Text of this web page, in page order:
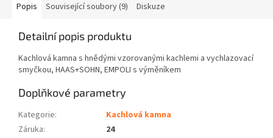
Popis Související soubory (9) Diskuze
Detailní popis produktu
Kachlová kamna s hnědými vzorovanými kachlemi a vychlazovací
smyčkou, HAAS+SOHN, EMPOLI s výměníkem
Doplňkové parametry
Kategorie:
Kachlová kamna
Záruka:
24